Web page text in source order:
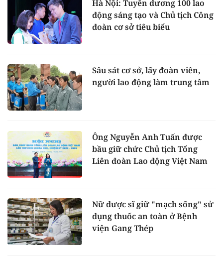
Hà Nội: Tuyên dương 100 lao
động sáng tạo và Chủ tịch Công
đoàn cơ sở tiêu biểu
Sâu sát cơ sở, lấy đoàn viên,
người lao động làm trung tâm
Ông Nguyễn Anh Tuấn được
bầu giữ chức Chủ tịch Tổng
Liên đoàn Lao động Việt Nam
Nữ dược sĩ giữ "mạch sống" sử
dụng thuốc an toàn ở Bệnh
viện Gang Thép